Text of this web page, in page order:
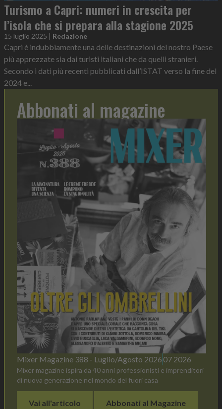
Turismo a Capri: numeri in crescita per
l’isola che si prepara alla stagione 2025
15 luglio 2025 | Redazione
Capri è indubbiamente una delle destinazioni del nostro Paese
più apprezzate sia dai turisti italiani che da quelli stranieri.
Secondo i dati più recenti pubblicati dall’ISTAT verso la fine del
2024 e...
Abbonati al magazine
Mixer Magazine 388 - Luglio/Agosto 2026 07 2026
Mixer magazine ispira da 40 anni professionisti e imprenditori
di nuova generazione nel mondo del fuori casa
Vai all'articolo Abbonati al Magazine